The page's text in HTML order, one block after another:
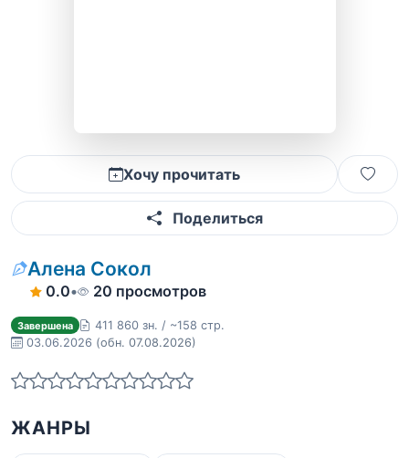
Хочу прочитать
Поделиться
Алена Сокол
0.0• 20 просмотров
Завершена
411 860 зн. / ~158 стр.
03.06.2026 (обн. 07.08.2026)
ЖАНРЫ